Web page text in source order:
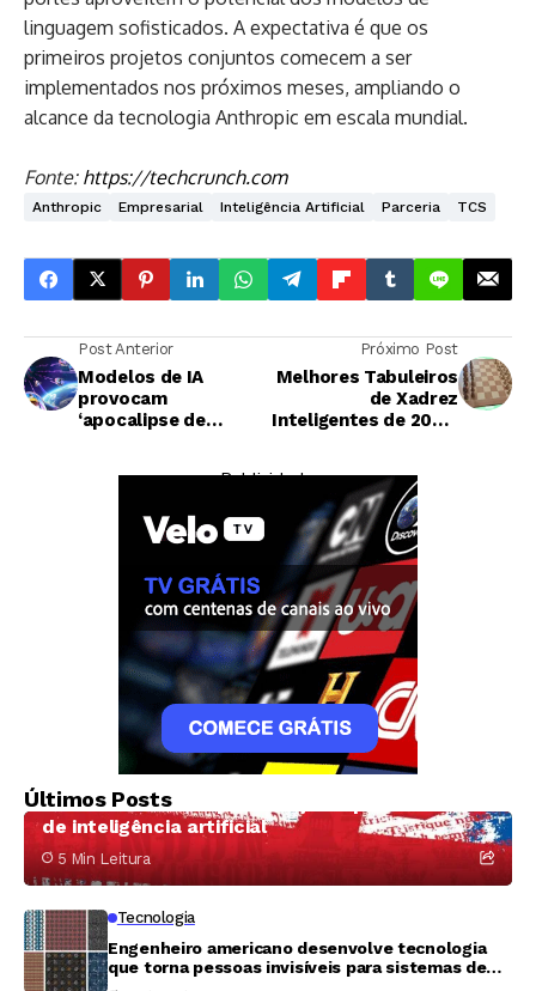
linguagem sofisticados. A expectativa é que os
primeiros projetos conjuntos comecem a ser
implementados nos próximos meses, ampliando o
alcance da tecnologia Anthropic em escala mundial.
Fonte: https://techcrunch.com
Anthropic Empresarial Inteligência Artificial Parceria TCS
Post Anterior
Modelos de IA
provocam
‘apocalipse de
Próximo Post
Melhores Tabuleiros
de Xadrez
Inteligentes de 2026:
— Publicidade —
Últimos Posts
Tecnologia
A surpreendente transformação do King’s
Cross: de zona de prostituição a polo mundial
de inteligência artificial
5 Min Leitura
Tecnologia
Engenheiro americano desenvolve tecnologia
que torna pessoas invisíveis para sistemas de
vigilância